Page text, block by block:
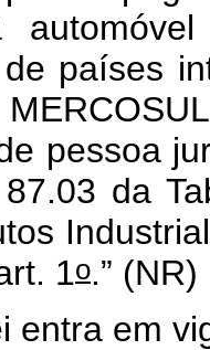
países
pessoa
da
1o.” (NR)
entra em